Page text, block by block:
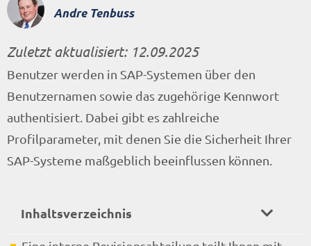
Andre Tenbuss
Zuletzt aktualisiert: 12.09.2025
Benutzer werden in SAP-Systemen über den
Benutzernamen sowie das zugehörige Kennwort
authentisiert. Dabei gibt es zahlreiche
Profilparameter, mit denen Sie die Sicherheit Ihrer
SAP-Systeme maßgeblich beeinflussen können.
Inhaltsverzeichnis